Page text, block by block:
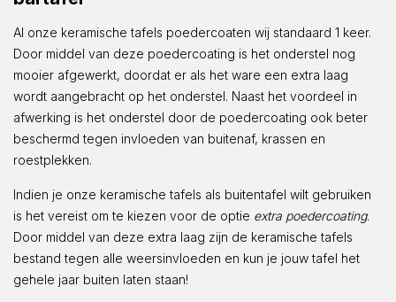
Al onze keramische tafels poedercoaten wij standaard 1 keer.
Door middel van deze poedercoating is het onderstel nog
mooier afgewerkt, doordat er als het ware een extra laag
wordt aangebracht op het onderstel. Naast het voordeel in
afwerking is het onderstel door de poedercoating ook beter
beschermd tegen invloeden van buitenaf, krassen en
roestplekken.
Indien je onze keramische tafels als buitentafel wilt gebruiken
is het vereist om te kiezen voor de optie extra poedercoating.
Door middel van deze extra laag zijn de keramische tafels
bestand tegen alle weersinvloeden en kun je jouw tafel het
gehele jaar buiten laten staan!